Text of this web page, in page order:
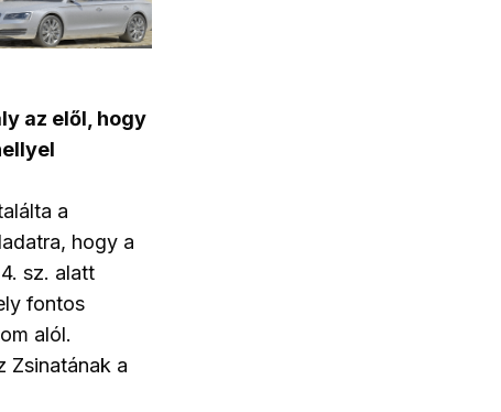
az elől, hogy
a
hogy a
sz. alatt
fontos
alól.
Zsinatának a